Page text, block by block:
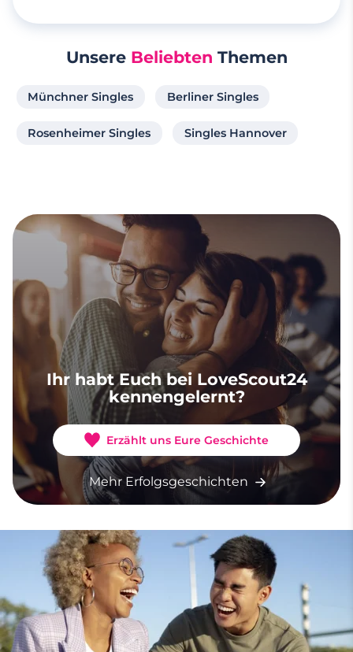
Unsere Beliebten Themen
Münchner Singles Berliner Singles
Rosenheimer Singles Singles Hannover
Ihr habt Euch bei LoveScout24
kennengelernt?
Erzählt uns Eure Geschichte
Mehr Erfolgsgeschichten